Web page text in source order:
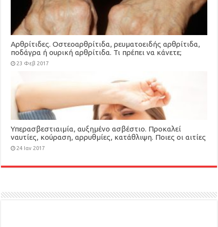
Αρθρίτιδες. Οστεοαρθρίτιδα, ρευματοειδής αρθρίτιδα,
ποδάγρα ή ουρική αρθρίτιδα. Τι πρέπει να κάνετε;
23 Φεβ 2017
Υπερασβεστιαιμία, αυξημένο ασβέστιο. Προκαλεί
ναυτίες, κούραση, αρρυθμίες, κατάθλιψη. Ποιες οι αιτίες
της;24 Ιαν 2017